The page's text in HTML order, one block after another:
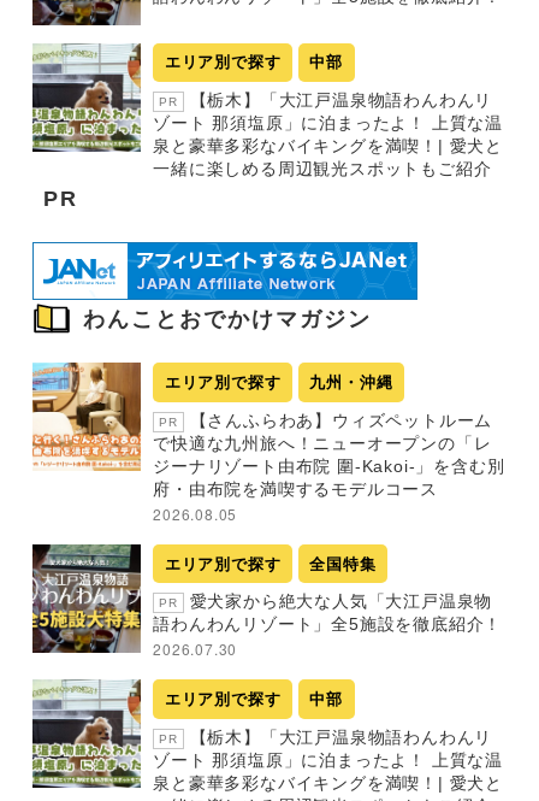
エリア別で探す 中部
PR
【栃木】「大江戸温泉物語わんわんリ
ゾート 那須塩原」に泊まったよ！ 上質な温
泉と豪華多彩なバイキングを満喫！| 愛犬と
一緒に楽しめる周辺観光スポットもご紹介
PR
わんことおでかけマガジン
エリア別で探す 九州・沖縄
PR
【さんふらわあ】ウィズペットルーム
で快適な九州旅へ！ニューオープンの「レ
ジーナリゾート由布院 圍-Kakoi-」を含む別
府・由布院を満喫するモデルコース
2026.08.05
エリア別で探す 全国特集
PR
愛犬家から絶大な人気「大江戸温泉物
語わんわんリゾート」全5施設を徹底紹介！
2026.07.30
エリア別で探す 中部
PR
【栃木】「大江戸温泉物語わんわんリ
ゾート 那須塩原」に泊まったよ！ 上質な温
泉と豪華多彩なバイキングを満喫！| 愛犬と